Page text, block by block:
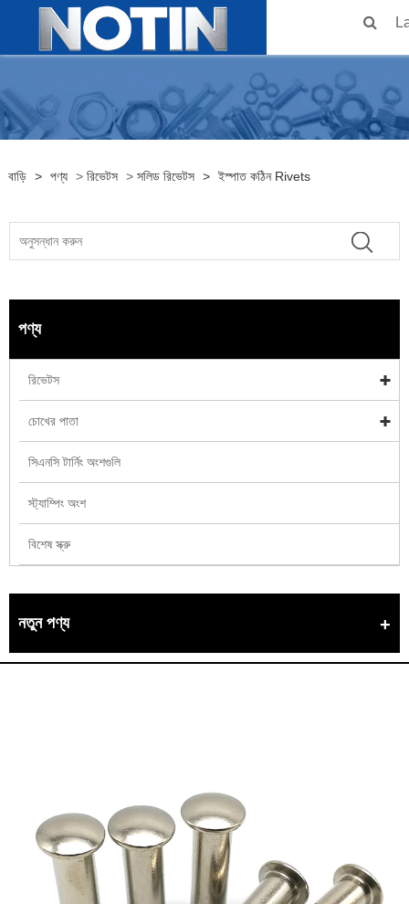
বাড়ি > পণ্য > রিভেটস > সলিড রিভেটস > ইস্পাত কঠিন Rivets
পণ্য
রিভেটস
চোখের পাতা
সিএনসি টার্নিং অংশগুলি
স্ট্যাম্পিং অংশ
বিশেষ স্ক্রু
নতুন পণ্য